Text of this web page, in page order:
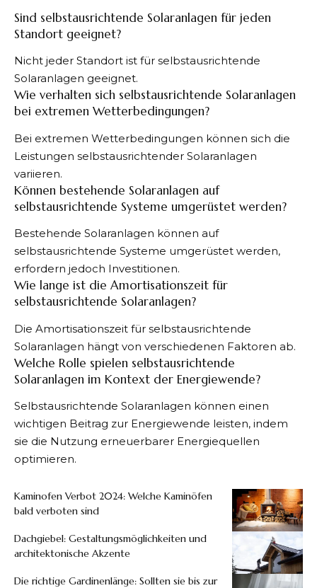
Sind selbstausrichtende Solaranlagen für jeden
Standort geeignet?
Nicht jeder Standort ist für selbstausrichtende
Solaranlagen geeignet.
Wie verhalten sich selbstausrichtende Solaranlagen
bei extremen Wetterbedingungen?
Bei extremen Wetterbedingungen können sich die
Leistungen selbstausrichtender Solaranlagen
variieren.
Können bestehende Solaranlagen auf
selbstausrichtende Systeme umgerüstet werden?
Bestehende Solaranlagen können auf
selbstausrichtende Systeme umgerüstet werden,
erfordern jedoch Investitionen.
Wie lange ist die Amortisationszeit für
selbstausrichtende Solaranlagen?
Die Amortisationszeit für selbstausrichtende
Solaranlagen hängt von verschiedenen Faktoren ab.
Welche Rolle spielen selbstausrichtende
Solaranlagen im Kontext der Energiewende?
Selbstausrichtende Solaranlagen können einen
wichtigen Beitrag zur Energiewende leisten, indem
sie die Nutzung erneuerbarer Energiequellen
optimieren.
Kaminofen Verbot 2024: Welche Kaminöfen
bald verboten sind
Dachgiebel: Gestaltungsmöglichkeiten und
architektonische Akzente
Die richtige Gardinenlänge: Sollten sie bis zur